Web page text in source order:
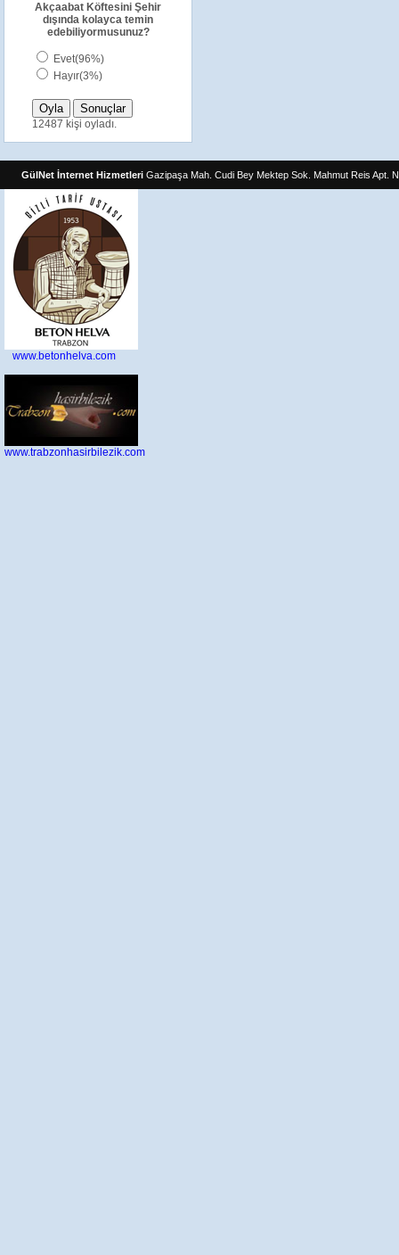
Akçaabat Köftesini Şehir
dışında kolayca temin
edebiliyormusunuz?
Evet(96%)
Hayır(3%)
12487 kişi oyladı.
GülNet İnternet Hizmetleri Gazipaşa Mah. Cudi Bey Mektep Sok. Mahmut Reis
www.betonhelva.com
www.trabzonhasirbilezik.com